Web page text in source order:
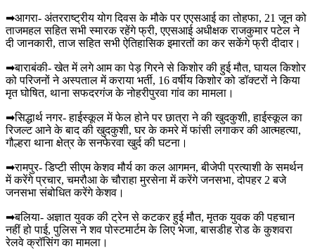
➡आगरा- अंतरराष्ट्रीय योग दिवस के मौके पर एएसआई का तोहफा, 21 जून को
ताजमहल सहित सभी स्मारक रहेंगे फ्री, एएसआई अधीक्षक राजकुमार पटेल ने
दी जानकारी, ताज सहित सभी ऐतिहासिक इमारतों का कर सकेंगे फ्री दीदार।
➡बाराबंकी- खेत में लगे आम का पेड़ गिरने से किशोर की हुई मौत, घायल किशोर
को परिजनों ने अस्पताल में कराया भर्ती, 16 वर्षीय किशोर को डॉक्टरों ने किया
मृत घोषित, थाना सफदरगंज के नोहरीपुरवा गांव का मामला।
➡सिद्धार्थ नगर- हाईस्कूल में फेल होने पर छात्रा ने की खुदकुशी, हाईस्कूल का
रिजल्ट आने के बाद की खुदकुशी, घर के कमरे में फांसी लगाकर की आत्महत्या,
गौल्हरा थाना क्षेत्र के सनफेरवा खुर्द की घटना।
➡रामपुर- डिप्टी सीएम केशव मौर्य का कल आगमन, बीजेपी प्रत्याशी के समर्थन
में करेंगे प्रचार, चमरौआ के चौराहा मुरसेना में करेंगे जनसभा, दोपहर 2 बजे
जनसभा संबोधित करेंगे केशव।
➡बलिया- अज्ञात युवक की ट्रेन से कटकर हुई मौत, मृतक युवक की पहचान
नहीं हो पाई, पुलिस ने शव पोस्टमार्टम के लिए भेजा, बासडीह रोड के कुशवरा
रेलवे क्रॉसिंग का मामला।